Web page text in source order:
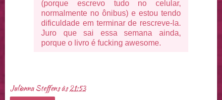
(porque escrevo tudo no celular,
normalmente no ônibus) e estou tendo
dificuldade em terminar de rescreve-la.
Juro que sai essa semana ainda,
porque o livro é fucking awesome.
Julianna Steffensàs21:53